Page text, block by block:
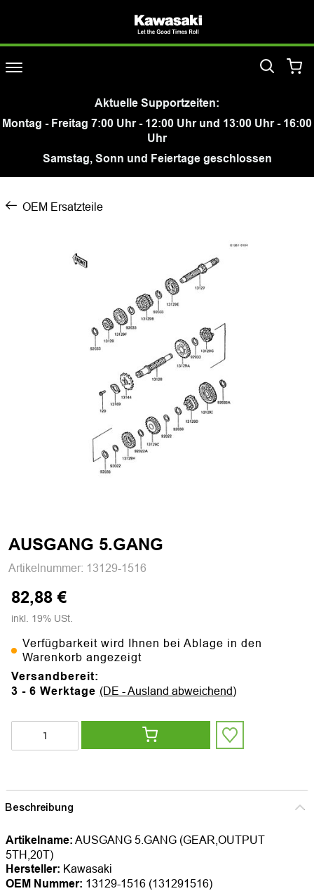
Aktuelle Supportzeiten:
Montag - Freitag 7:00 Uhr - 12:00 Uhr und 13:00 Uhr - 16:00
Uhr
Samstag, Sonn und Feiertage geschlossen
OEM Ersatzteile
AUSGANG 5.GANG
Artikelnummer: 13129-1516
82,88 €
inkl. 19% USt.
Verfügbarkeit wird Ihnen bei Ablage in den
Warenkorb angezeigt
Versandbereit:
3 - 6 Werktage (DE - Ausland abweichend)
Beschreibung
Artikelname: AUSGANG 5.GANG (GEAR,OUTPUT
5TH,20T)
Hersteller: Kawasaki
OEM Nummer: 13129-1516 (131291516)